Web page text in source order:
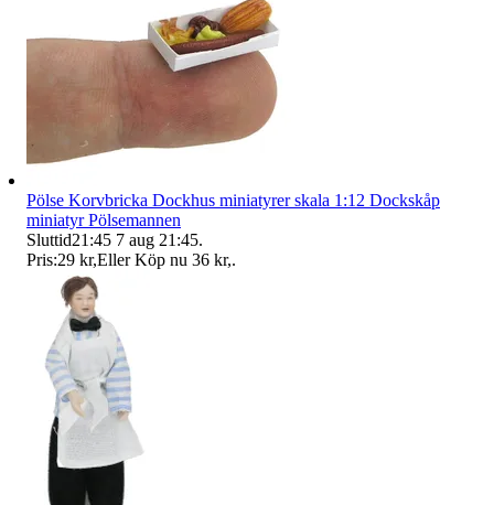
Pölse Korvbricka Dockhus miniatyrer skala 1:12 Dockskåp
miniatyr Pölsemannen
Sluttid21:45 7 aug 21:45.
Pris:29 kr,Eller Köp nu 36 kr,.